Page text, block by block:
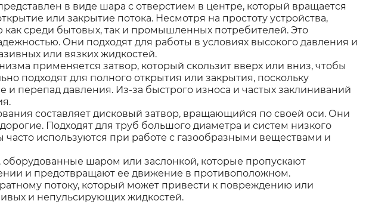
в виде шара с отверстием в центре, который вращается
или закрытие потока. Несмотря на простоту устройства,
среди бытовых, так и промышленных потребителей. Это
Они подходят для работы в условиях высокого давления и
или вязких жидкостей.
применяется затвор, который скользит вверх или вниз, чтобы
подходят для полного открытия или закрытия, поскольку
перепад давления. Из-за быстрого износа и частых заклиниваний
составляет дисковый затвор, вращающийся по своей оси. Они
Подходят для труб большого диаметра и систем низкого
часто используются при работе с газообразными веществами и
оборудованные шаром или заслонкой, которые пропускают
и предотвращают ее движение в противоположном.
потоку, который может привести к повреждению или
и непульсирующих жидкостей.